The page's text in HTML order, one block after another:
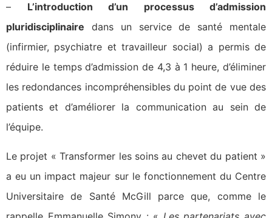
– L’introduction d’un processus d’admission
pluridisciplinaire dans un service de santé mentale
(infirmier, psychiatre et travailleur social) a permis de
réduire le temps d’admission de 4,3 à 1 heure, d’éliminer
les redondances incompréhensibles du point de vue des
patients et d’améliorer la communication au sein de
l’équipe.
Le projet « Transformer les soins au chevet du patient »
a eu un impact majeur sur le fonctionnement du Centre
Universitaire de Santé McGill parce que, comme le